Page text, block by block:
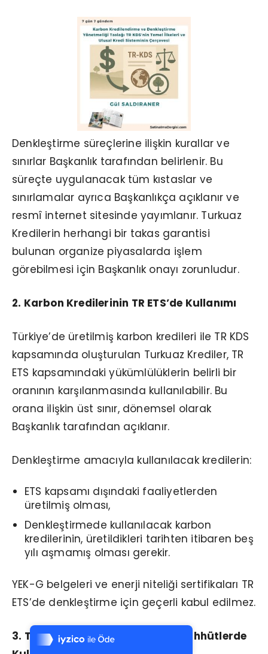
Tek Tıkla Ödeme Kolaylığı
7/24 Canlı Destek
%100 Sorunsuz Alışveriş
Denkleştirme süreçlerine ilişkin kurallar ve
sınırlar Başkanlık tarafından belirlenir. Bu
süreçte uygulanacak tüm kıstaslar ve
sınırlamalar ayrıca Başkanlıkça açıklanır ve
resmî internet sitesinde yayımlanır. Turkuaz
Kredilerin herhangi bir takas garantisi
bulunan organize piyasalarda işlem
görebilmesi için Başkanlık onayı zorunludur.
2. Karbon Kredilerinin TR ETS’de Kullanımı
Türkiye’de üretilmiş karbon kredileri ile TR KDS
kapsamında oluşturulan Turkuaz Krediler, TR
ETS kapsamındaki yükümlülüklerin belirli bir
oranının karşılanmasında kullanılabilir. Bu
orana ilişkin üst sınır, dönemsel olarak
Başkanlık tarafından açıklanır.
Denkleştirme amacıyla kullanılacak kredilerin:
ETS kapsamı dışındaki faaliyetlerden
üretilmiş olması,
Denkleştirmede kullanılacak karbon
kredilerinin, üretildikleri tarihten itibaren beş
yılı aşmamış olması gerekir.
YEK-G belgeleri ve enerji niteliği sertifikaları TR
ETS’de denkleştirme için geçerli kabul edilmez.
3. Turkuaz Kredilerin Gönüllü Taahhütlerde